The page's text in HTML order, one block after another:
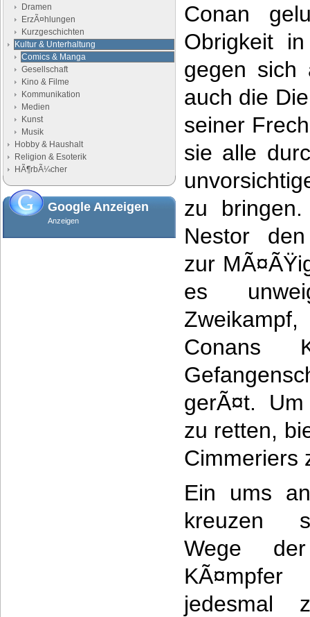
Dramen
ErzÃ¤hlungen
Kurzgeschichten
Kultur & Unterhaltung
Comics & Manga
Gesellschaft
Kino & Filme
Kommunikation
Medien
Kunst
Musik
Hobby & Haushalt
Religion & Esoterik
HÃ¶rbÃ¼cher
Google Anzeigen
Anzeigen
Conan
Obrigkeit
gegen sich
auch die
seiner
sie alle
zu
Nestor
zur
es
Conans
gerÃ¤t.
zu retten,
Cimmeriers
Ein ums
kreuzen
Wege
jedesmal